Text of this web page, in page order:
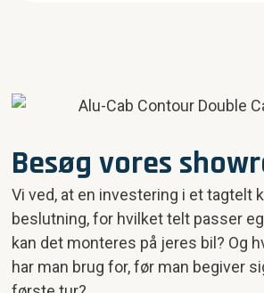
Besøg vores
Vi ved, at en investering i et tagtelt
beslutning, for hvilket telt passer
kan det monteres på jeres bil? Og
har man brug for, før man begiver